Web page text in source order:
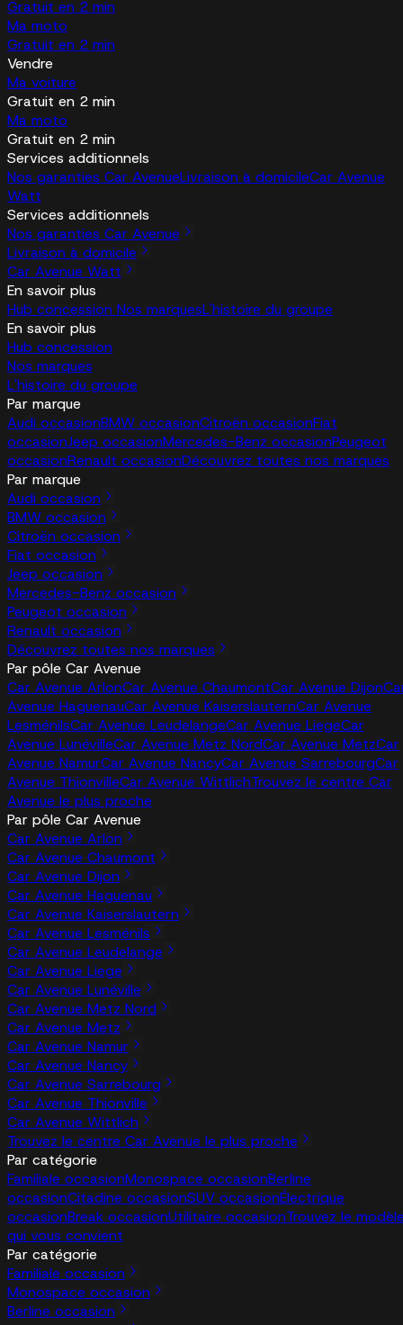
Gratuit en 2 min
Ma moto
Gratuit en 2 min
Vendre
Ma voiture
Gratuit en 2 min
Ma moto
Gratuit en 2 min
Services additionnels
Nos garanties Car AvenueLivraison à domicileCar Avenue
Watt
Services additionnels
Nos garanties Car Avenue
Livraison à domicile
Car Avenue Watt
En savoir plus
Hub concession Nos marquesL'histoire du groupe
En savoir plus
Hub concession
Nos marques
L'histoire du groupe
Par marque
Audi occasionBMW occasionCitroën occasionFiat
occasionJeep occasionMercedes-Benz occasionPeugeot
occasionRenault occasionDécouvrez toutes nos marques
Par marque
Audi occasion
BMW occasion
Citroën occasion
Fiat occasion
Jeep occasion
Mercedes-Benz occasion
Peugeot occasion
Renault occasion
Découvrez toutes nos marques
Par pôle Car Avenue
Car Avenue ArlonCar Avenue ChaumontCar Avenue Dijon
Avenue HaguenauCar Avenue KaiserslauternCar Avenue
LesménilsCar Avenue LeudelangeCar Avenue LiegeCar
Avenue LunévilleCar Avenue Metz NordCar Avenue MetzCar
Avenue NamurCar Avenue NancyCar Avenue SarrebourgCar
Avenue ThionvilleCar Avenue WittlichTrouvez le centre Car
Avenue le plus proche
Par pôle Car Avenue
Car Avenue Arlon
Car Avenue Chaumont
Car Avenue Dijon
Car Avenue Haguenau
Car Avenue Kaiserslautern
Car Avenue Lesménils
Car Avenue Leudelange
Car Avenue Liege
Car Avenue Lunéville
Car Avenue Metz Nord
Car Avenue Metz
Car Avenue Namur
Car Avenue Nancy
Car Avenue Sarrebourg
Car Avenue Thionville
Car Avenue Wittlich
Trouvez le centre Car Avenue le plus proche
Par catégorie
Familiale occasionMonospace occasionBerline
occasionCitadine occasionSUV occasionÉlectrique
occasionBreak occasionUtilitaire occasionTrouvez le
qui vous convient
Par catégorie
Familiale occasion
Monospace occasion
Berline occasion